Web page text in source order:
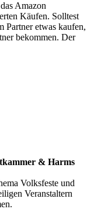
Amazon
Käufen. Solltest
Partner etwas kaufen,
bekommen. Der
& Harms
Volksfeste und
Veranstaltern